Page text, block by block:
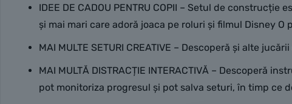
IDEE DE CADOU PENTRU COPII – Setul de
și mai mari care adoră joaca pe roluri și filmul Disney O
MAI MULTE SETURI CREATIVE – Descoperă și alte
MAI MULTĂ DISTRACȚIE INTERACTIVĂ –
pot monitoriza progresul și pot salva seturi, în timp ce